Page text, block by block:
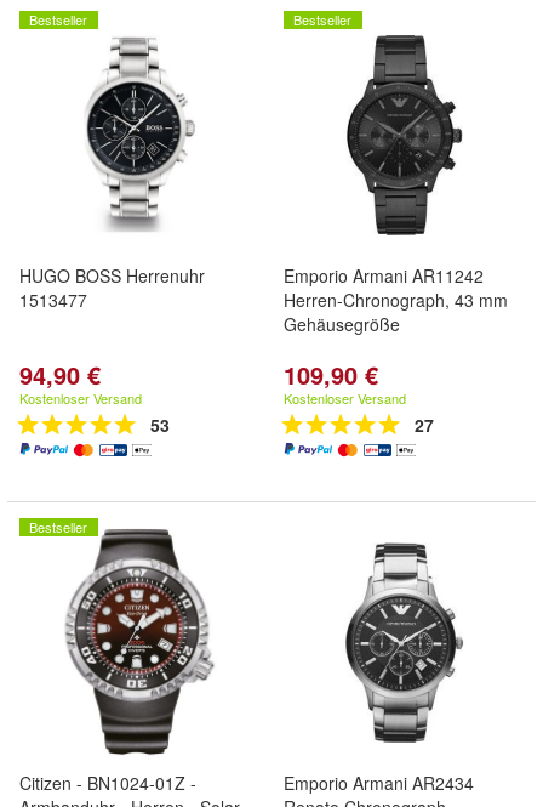
Bestseller
HUGO BOSS Herrenuhr
1513477
94,90 €
Kostenloser Versand
53
Bestseller
Emporio Armani AR11242
Herren-Chronograph, 43 mm
Gehäusegröße
109,90 €
Kostenloser Versand
27
Bestseller
Citizen - BN1024-01Z -
Emporio Armani AR2434